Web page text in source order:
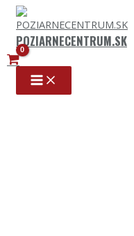
Preskočiť
obsah
POZIARNECENTRUM.SK